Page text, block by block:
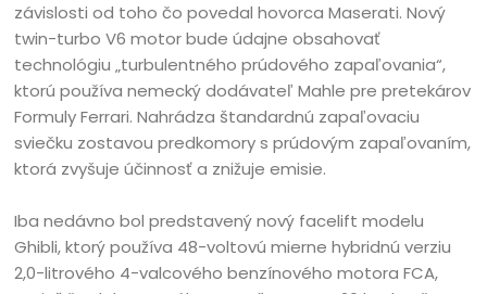
závislosti od toho čo povedal hovorca Maserati. Nový
twin-turbo V6 motor bude údajne obsahovať
technológiu „turbulentného prúdového zapaľovania“,
ktorú používa nemecký dodávateľ Mahle pre pretekárov
Formuly Ferrari. Nahrádza štandardnú zapaľovaciu
sviečku zostavou predkomory s prúdovým zapaľovaním,
ktorá zvyšuje účinnosť a znižuje emisie.
Iba nedávno bol predstavený nový facelift modelu
Ghibli, ktorý používa 48-voltovú mierne hybridnú verziu
2,0-litrového 4-valcového benzínového motora FCA,